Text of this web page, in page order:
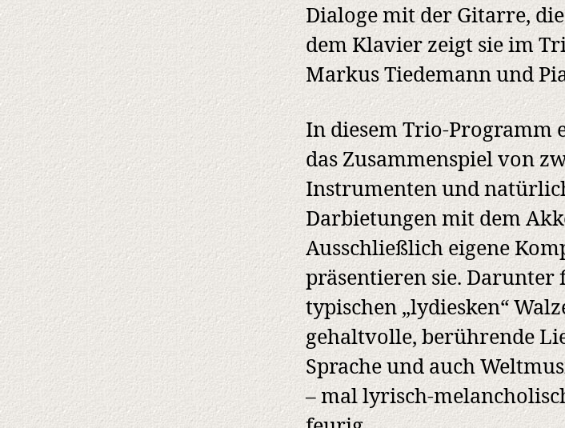
Dialoge mit der Gitarre,
dem Klavier zeigt sie im
Markus Tiedemann und
In diesem Trio-Programm
das Zusammenspiel von
Instrumenten und
Darbietungen mit dem
Ausschließlich eigene
präsentieren sie. Darunter
typischen „lydiesken“
gehaltvolle, berührende
Sprache und auch
– mal lyrisch-